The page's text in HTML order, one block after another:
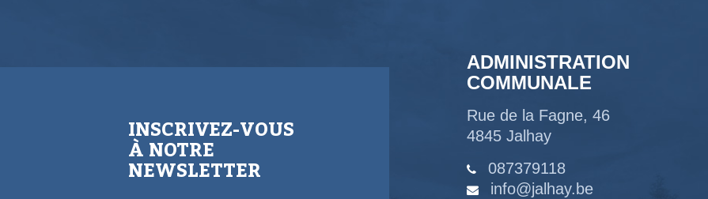
INSCRIVEZ-VOUS
À NOTRE
NEWSLETTER
ADMINISTRATION
COMMUNALE
Rue de la Fagne, 46
4845 Jalhay
087379118
info@jalhay.be